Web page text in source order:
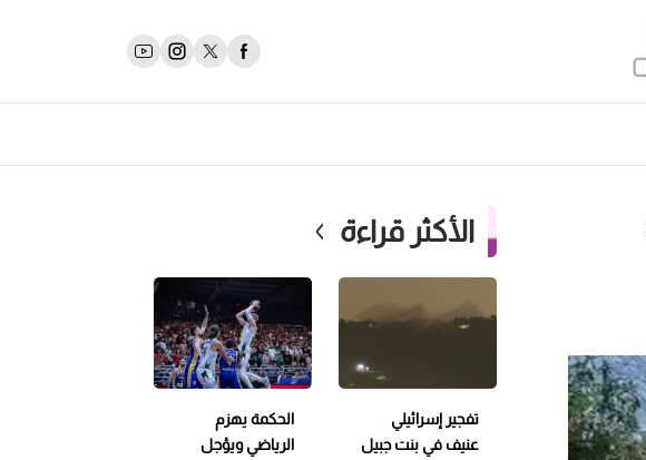
الأكثر قراءة
تفجير إسرائيلي
عنيف في بنت جبيل
الحكمة يهزم
الرياضي ويؤجل